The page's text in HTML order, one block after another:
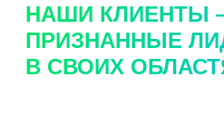
НАШИ КЛИЕНТЫ
ПРИЗНАННЫЕ
В СВОИХ